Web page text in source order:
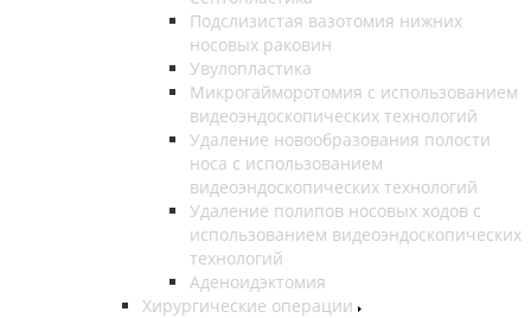
Подслизистая вазотомия нижних
носовых раковин
Увулопластика
Микрогайморотомия с использованием
видеоэндоскопических технологий
Удаление новообразования полости
носа с использованием
видеоэндоскопических технологий
Удаление полипов носовых ходов с
использованием видеоэндоскопических
технологий
Аденоидэктомия
Хирургические операции